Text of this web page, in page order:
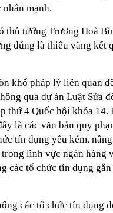
mạnh.
thủ tướng Trương Hoà
đúng là thiếu vắng kết
khổ pháp lý liên quan
qua dự án Luật Sửa
thứ 4 Quốc hội khóa 14.
là các văn bản quy
tín dụng yếu kém,
lĩnh vực ngân hàng
các tổ chức tín dụng
các tổ chức tín dụng